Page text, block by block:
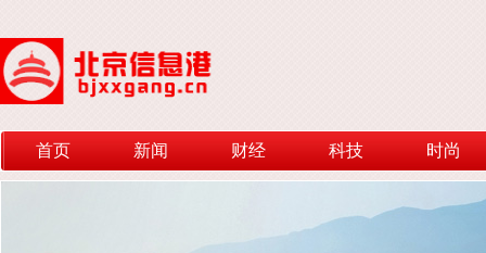
首页 新闻 财经 科技 时尚